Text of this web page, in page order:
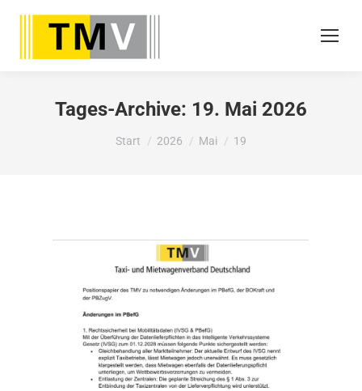
Tages-Archive: 19. Mai 2026
Sie befinden sich hier:
Start 2026 Mai 19